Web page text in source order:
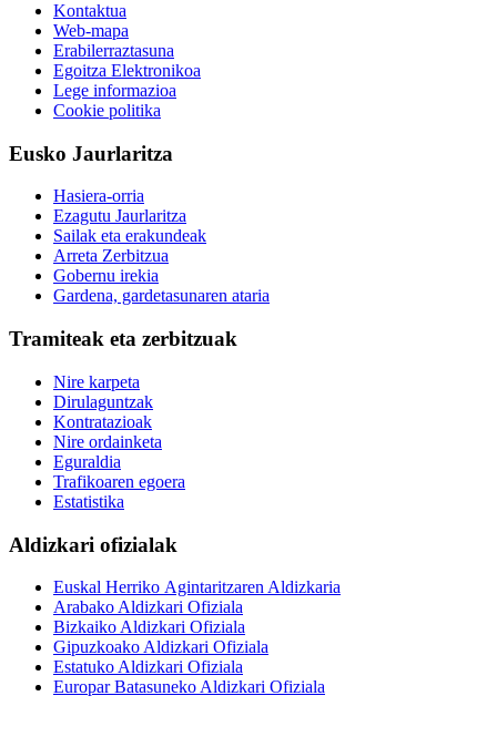
Kontaktua
Web-mapa
Erabilerraztasuna
Egoitza Elektronikoa
Lege informazioa
Cookie politika
Eusko Jaurlaritza
Hasiera-orria
Ezagutu Jaurlaritza
Sailak eta erakundeak
Arreta Zerbitzua
Gobernu irekia
Gardena, gardetasunaren ataria
Tramiteak eta zerbitzuak
Nire karpeta
Dirulaguntzak
Kontratazioak
Nire ordainketa
Eguraldia
Trafikoaren egoera
Estatistika
Aldizkari ofizialak
Euskal Herriko Agintaritzaren Aldizkaria
Arabako Aldizkari Ofiziala
Bizkaiko Aldizkari Ofiziala
Gipuzkoako Aldizkari Ofiziala
Estatuko Aldizkari Ofiziala
Europar Batasuneko Aldizkari Ofiziala